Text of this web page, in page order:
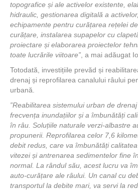
topografice și ale activelor existente,
hidraulic, gestionarea digitală a
echipamente pentru curățarea rețelei
curățare, instalarea supapelor cu
proiectare și elaborarea proiectelor
toate lucrările viitoare”, a mai adăugat
Totodată, investițiile prevăd și
drenaj și reprofilarea canalului râului
urbană.
”Reabilitarea sistemului urban de
frecvența inundațiilor și a îmbunătăți
în râu. Soluțiile naturale verzi-albastre
propunerii. Reprofilarea celor 7,6
debit redus, care va îmbunătăți
vitezei și antrenarea sedimentelor fine
normal. La rândul său, acest lucru va
auto-curățare ale râului. Un canal cu
transportul la debite mari, va servi la